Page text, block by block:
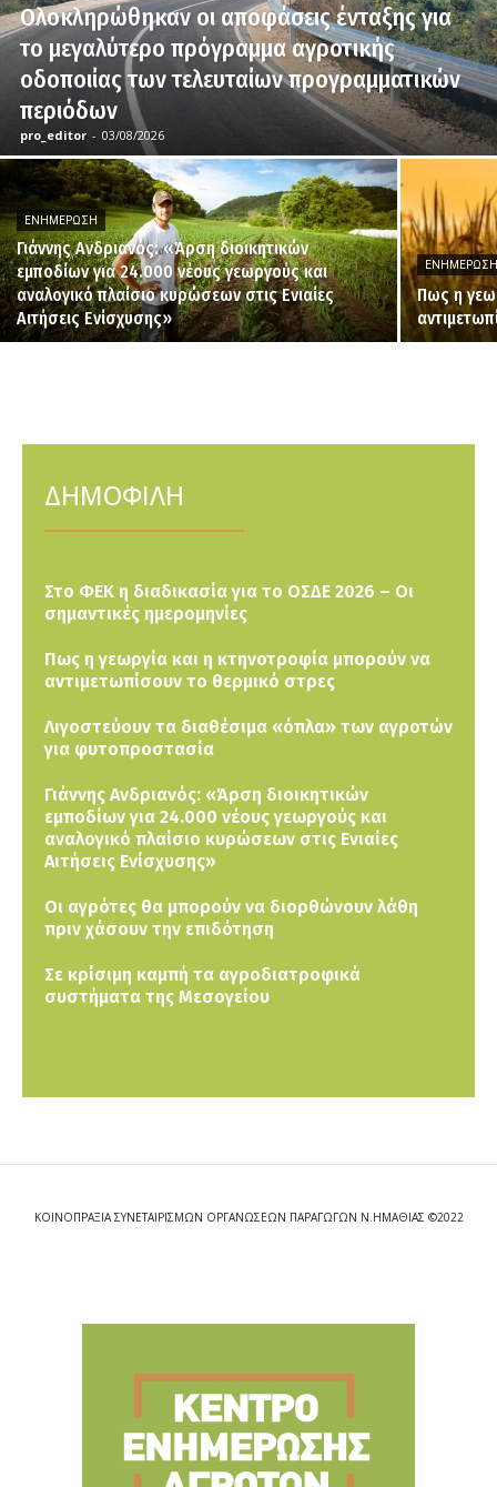
Ολοκληρώθηκαν οι αποφάσεις ένταξης για
το μεγαλύτερο πρόγραμμα αγροτικής
οδοποιίας των τελευταίων προγραμματικών
περιόδων
pro_editor - 03/08/2026
ΕΝΗΜΈΡΩΣΗ
Γιάννης Ανδριανός: «Άρση διοικητικών
εμποδίων για 24.000 νέους γεωργούς και
αναλογικό πλαίσιο κυρώσεων στις Ενιαίες
Αιτήσεις Ενίσχυσης»
Πως η
ΔΗΜΟΦΙΛΗ
Στο ΦΕΚ η διαδικασία για το ΟΣΔΕ 2026 – Οι
σημαντικές ημερομηνίες
Πως η γεωργία και η κτηνοτροφία μπορούν να
αντιμετωπίσουν το θερμικό στρες
Λιγοστεύουν τα διαθέσιμα «όπλα» των αγροτών
για φυτοπροστασία
Γιάννης Ανδριανός: «Άρση διοικητικών
εμποδίων για 24.000 νέους γεωργούς και
αναλογικό πλαίσιο κυρώσεων στις Ενιαίες
Αιτήσεις Ενίσχυσης»
Οι αγρότες θα μπορούν να διορθώνουν λάθη
πριν χάσουν την επιδότηση
Σε κρίσιμη καμπή τα αγροδιατροφικά
συστήματα της Μεσογείου
ΚΟΙΝΟΠΡΑΞΙΑ ΣΥΝΕΤΑΙΡΙΣΜΩΝ ΟΡΓΑΝΩΣΕΩΝ ΠΑΡΑΓΩΓΩΝ Ν.ΗΜΑΘΙΑΣ ©2022